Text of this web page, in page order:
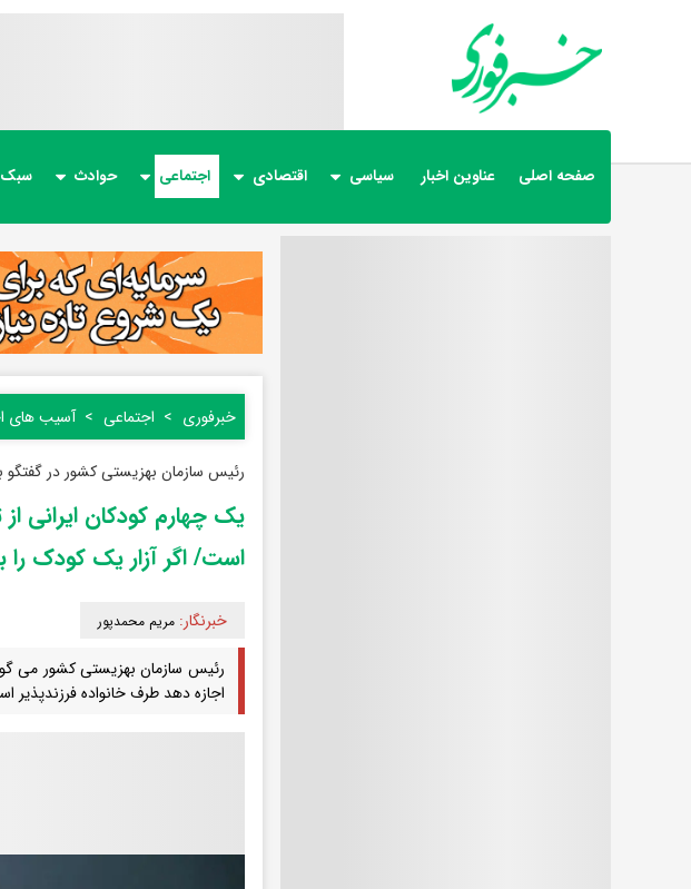
صفحه اصلی عناوین اخبار سیاسی اقتصادی اجتماعی حوادث سبک
خبرفوری اجتماعی آسیب های
رئیس سازمان بهزیستی کشور در گفتگو
یک چهارم کودکان ایرانی
است/ اگر آزار یک کودک را
خبرنگار:مریم محمدپور
رئیس سازمان بهزیستی کشور می
اجازه دهد طرف خانواده